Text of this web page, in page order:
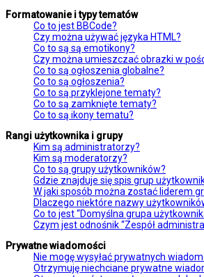
Formatowanie i typy tematów
Co to jest BBCode?
Czy można używać języka HTML?
Co to są są emotikony?
Czy można umieszczać obrazki w
Co to są ogłoszenia globalne?
Co to są ogłoszenia?
Co to są przyklejone tematy?
Co to są zamknięte tematy?
Co to są ikony tematu?
Rangi użytkownika i grupy
Kim są administratorzy?
Kim są moderatorzy?
Co to są grupy użytkowników?
Gdzie znajduje się spis grup
W jaki sposób można zostać liderem
Dlaczego niektóre nazwy
Co to jest “Domyślna grupa
Czym jest odnośnik “Zespół
Prywatne wiadomości
Nie mogę wysyłać prywatnych
Otrzymuję niechciane prywatne